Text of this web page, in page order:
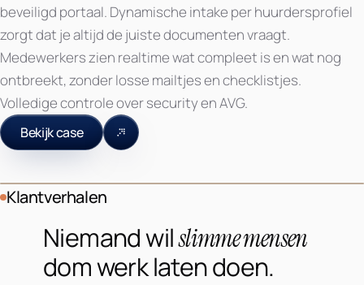
beveiligd portaal. Dynamische intake per huurdersprofiel
zorgt dat je altijd de juiste documenten vraagt.
Medewerkers zien realtime wat compleet is en wat nog
ontbreekt, zonder losse mailtjes en checklistjes.
Volledige controle over security en AVG.
Bekijk case
Veilig huurderportaal
met realtime
overzicht
Snelder Zijlstra Makelaars
Klantverhalen
Niemand wilslimme mensen
dom werk laten doen.